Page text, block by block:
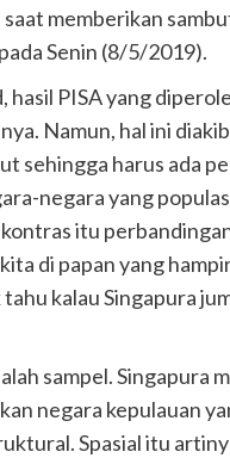
memberikan
Senin (8/5/2019).
hasil PISA yang
Namun, hal ini
sehingga harus ada
negara yang
itu
di papan yang
kalau Singapura
sampel. Singapura
negara kepulauan
Spasial itu